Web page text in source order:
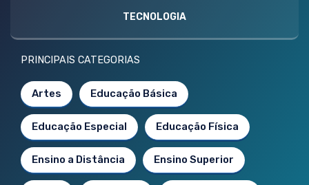
TECNOLOGIA
PRINCIPAIS CATEGORIAS
Artes Educação Básica
Educação Especial Educação Física
Ensino a Distância Ensino Superior